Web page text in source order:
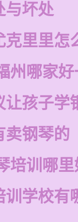
与坏处
克里里怎
州哪家
让孩子学
卖钢琴的
培训哪
训学校有